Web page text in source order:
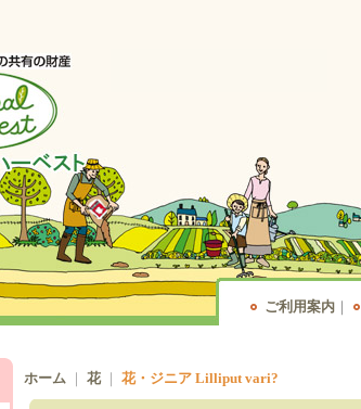
ご利用案内 ｜
ホーム 花｜ 花・ジニア Lilliput vari?